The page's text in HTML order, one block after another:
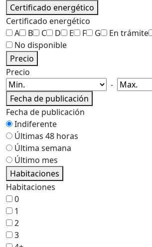
Certificado energético
Certificado energético
A
B C D E F G En trámite
No disponible
Precio
Precio
-
Fecha de publicación
Fecha de publicación
Indiferente
Últimas 48 horas
Última semana
Último mes
Habitaciones
Habitaciones
0
1
2
3